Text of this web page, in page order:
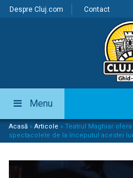
Despre Cluj.com Contact
Menu
Acasă » Articole » Teatrul Maghiar
spectacolele de la începutul acestei